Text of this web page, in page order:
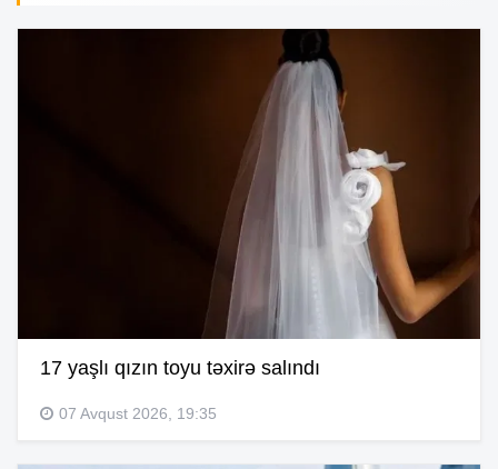
17 yaşlı qızın toyu təxirə salındı
07 Avqust 2026, 19:35